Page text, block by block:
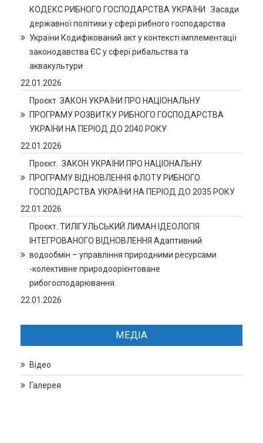
КОДЕКС РИБНОГО ГОСПОДАРСТВА УКРАЇНИ Засади
державної політики у сфері рибного господарства
України Кодифікований акт у контексті імплементації
законодавства ЄС у сфері рибальства та
аквакультури
22.01.2026
Проєкт ЗАКОН УКРАЇНИ ПРО НАЦІОНАЛЬНУ
ПРОГРАМУ РОЗВИТКУ РИБНОГО ГОСПОДАРСТВА
УКРАЇНИ НА ПЕРІОД ДО 2040 РОКУ
22.01.2026
Проєкт. ЗАКОН УКРАЇНИ ПРО НАЦІОНАЛЬНУ
ПРОГРАМУ ВІДНОВЛЕННЯ ФЛОТУ РИБНОГО
ГОСПОДАРСТВА УКРАЇНИ НА ПЕРІОД ДО 2035 РОКУ
22.01.2026
Проєкт. ТИЛІГУЛЬСЬКИЙ ЛИМАН ІДЕОЛОГІЯ
ІНТЕГРОВАНОГО ВІДНОВЛЕННЯ Адаптивний
водообмін – управління природними ресурсами
-колективне природоорієнтоване
рибогосподарювання
22.01.2026
МЕДІА
Відео
Галерея